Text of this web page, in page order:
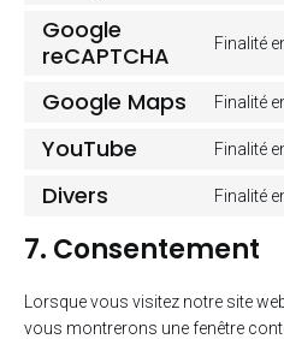
Google
reCAPTCHA
Finalité
Google Maps Finalité
YouTube Finalité
Divers Finalité
7. Consentement
Lorsque vous visitez notre site
vous montrerons une fenêtre